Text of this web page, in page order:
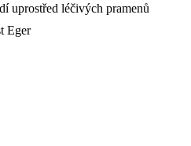
uprostřed léčivých pramenů
Eger